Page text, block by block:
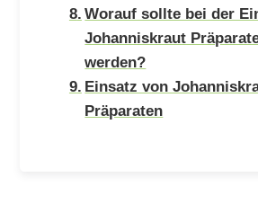
Worauf sollte bei der
Johanniskraut
werden?
Einsatz von
Präparaten